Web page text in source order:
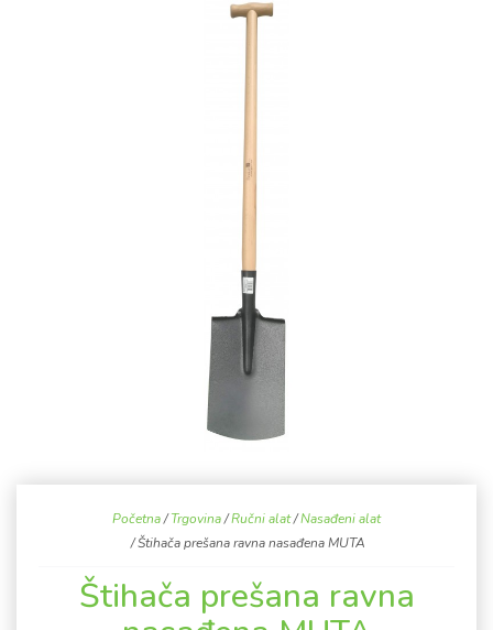
Početna/Trgovina/Ručni alat/Nasađeni alat
/ Štihača prešana ravna nasađena MUTA
Štihača prešana ravna